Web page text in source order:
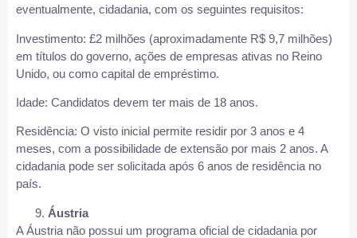
eventualmente, cidadania, com os seguintes requisitos:
Investimento: £2 milhões (aproximadamente R$ 9,7 milhões)
em títulos do governo, ações de empresas ativas no Reino
Unido, ou como capital de empréstimo.
Idade: Candidatos devem ter mais de 18 anos.
Residência: O visto inicial permite residir por 3 anos e 4
meses, com a possibilidade de extensão por mais 2 anos. A
cidadania pode ser solicitada após 6 anos de residência no
país.
Áustria
A Áustria não possui um programa oficial de cidadania por